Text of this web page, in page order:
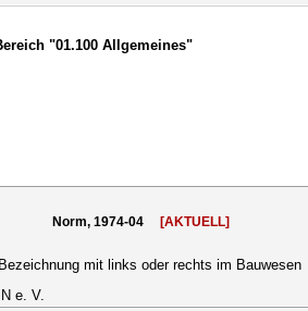
"01.100 Allgemeines"
Norm, 1974-04 [AKTUELL]
Bezeichnung mit links oder rechts im Bauwesen
e. V.